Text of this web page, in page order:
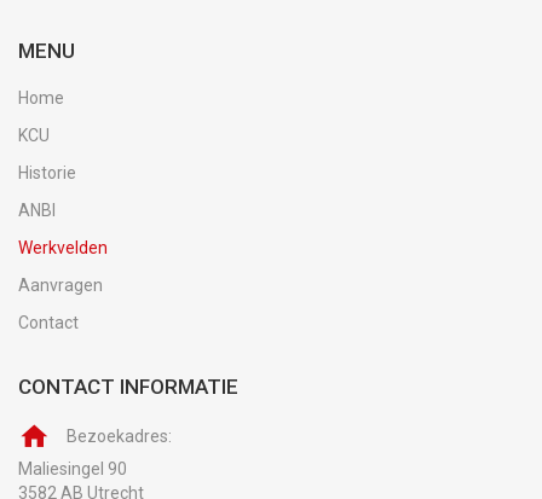
MENU
Home
KCU
Historie
ANBI
Werkvelden
Aanvragen
Contact
CONTACT INFORMATIE
Bezoekadres:
Maliesingel 90
3582 AB Utrecht